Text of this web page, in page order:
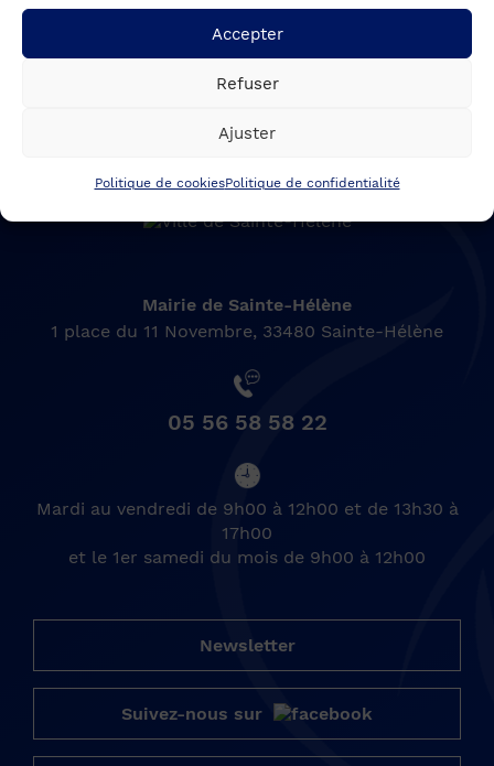
Accepter
Refuser
Ajuster
Politique de cookiesPolitique de confidentialité
Mairie de Sainte-Hélène
1 place du 11 Novembre, 33480 Sainte-Hélène
05 56 58 58 22
Mardi au vendredi de 9h00 à 12h00 et de 13h30 à
17h00
et le 1er samedi du mois de 9h00 à 12h00
Newsletter
Suivez-nous sur